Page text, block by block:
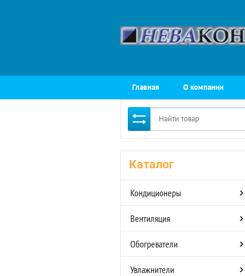
Главная О компании
Каталог
Кондиционеры
Вентиляция
Обогреватели
Увлажнители